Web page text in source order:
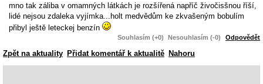
mno tak záliba v omamných látkách je rozšířená napříč živočisšnou říší,
lidé nejsou zdaleka vyjímka...holt medvědům ke zkvašeným bobulím
přibyl ještě leteckej benzín
Souhlasím (+0) Nesouhlasím (-0) Odpovědět
Zpět na aktuality Přidat komentář k aktualitě Nahoru